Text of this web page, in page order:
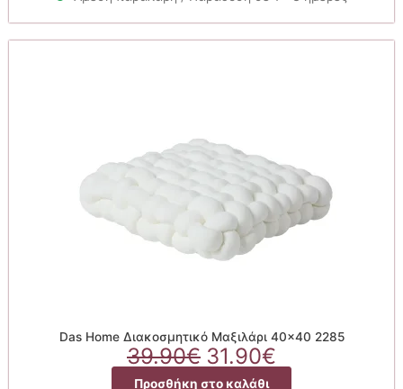
31.90€.
Das Home Διακοσμητικό Μαξιλάρι 40×40 2285
39.90€ Original
price
31.90€
τρέχουσα
Προσθήκη στο καλάθι